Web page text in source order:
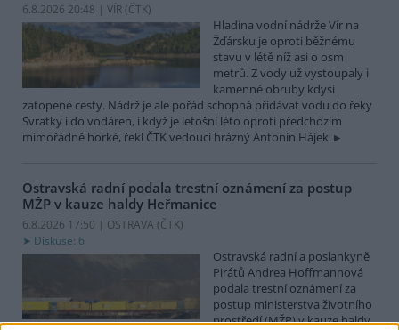
6.8.2026 20:48 | VÍR (ČTK)
Hladina vodní nádrže Vír na
Žďársku je oproti běžnému
stavu v létě níž asi o osm
metrů. Z vody už vystoupaly i
kamenné obruby kdysi
zatopené cesty. Nádrž je ale pořád schopná přidávat vodu do řeky
Svratky i do vodáren, i když je letošní léto oproti předchozím
mimořádně horké, řekl ČTK vedoucí hrázný Antonín Hájek.
Ostravská radní podala trestní oznámení za postup
MŽP v kauze haldy Heřmanice
6.8.2026 17:50 | OSTRAVA (ČTK)
Diskuse: 6
Ostravská radní a poslankyně
Pirátů Andrea Hoffmannová
podala trestní oznámení za
postup ministerstva životního
prostředí (MŽP) v kauze haldy